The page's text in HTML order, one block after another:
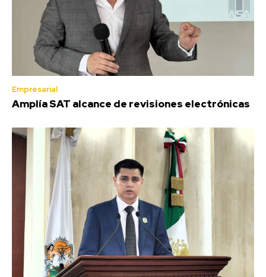
Empresarial
Amplía SAT alcance de revisiones electrónicas